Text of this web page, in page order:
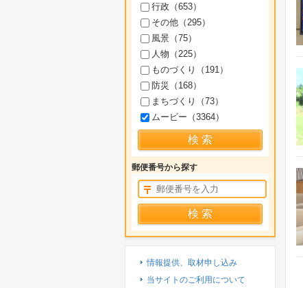
行政（653）
その他（ 295）
風景（75）
人物（ 225）
ものづくり（ 191 ）
防災（ 168）
まちづくり（73）
ムービー（3364）
郵便番号から探す
情報提供、取材申し込み
当サイトのご利用について